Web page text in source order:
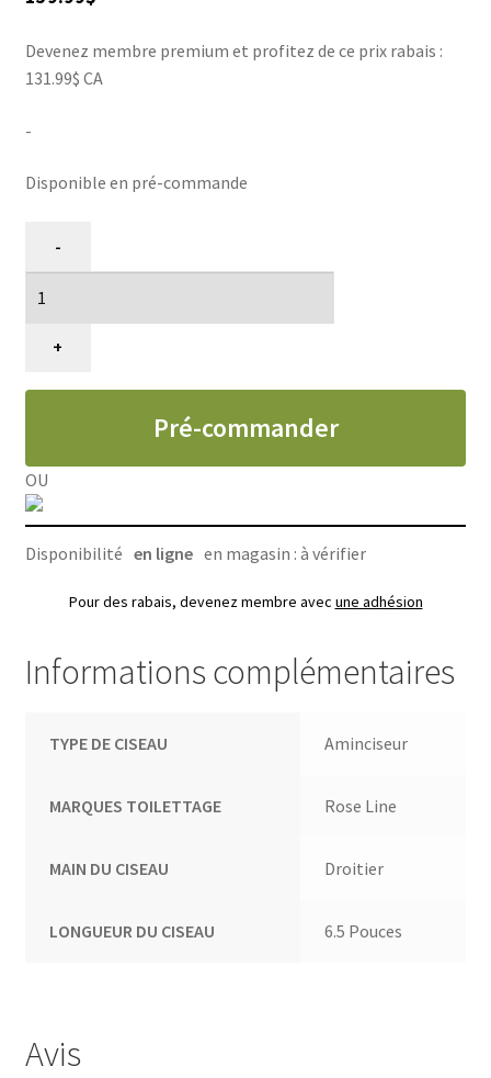
Devenez membre premium et profitez de ce prix rabais :
131.99$ CA
-
Disponible en pré-commande
Ciseau
pouces
Rose
le
toilettage
-
+
Pré-commander
OU
Disponibilité en ligne en magasin : à vérifier
Pour des rabais, devenez membre avec une adhésion
Informations complémentaires
TYPE DE CISEAU Aminciseur
MARQUES TOILETTAGE Rose Line
MAIN DU CISEAU Droitier
LONGUEUR DU CISEAU 6.5 Pouces
Avis